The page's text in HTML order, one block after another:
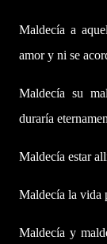
Maldecía a
amor y ni se
Maldecía su
duraría
Maldecía estar
Maldecía la vida
Maldecía y